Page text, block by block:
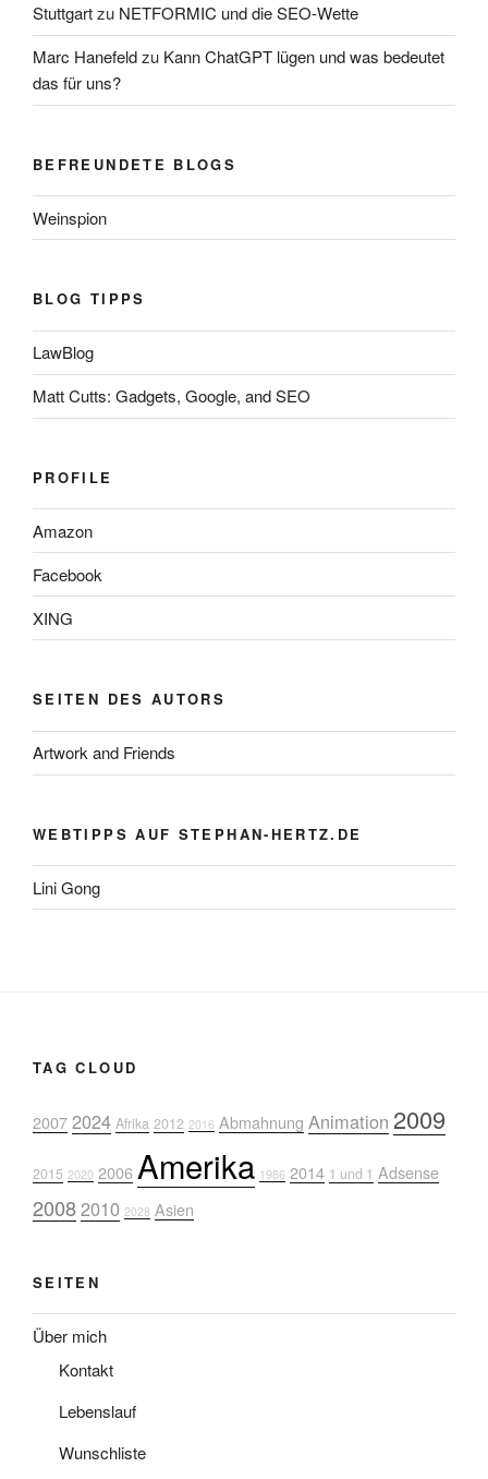
Stuttgartzu NETFORMIC und die SEO-Wette
Marc Hanefeldzu Kann ChatGPT lügen und was bedeutet
das für uns?
BEFREUNDETE BLOGS
Weinspion
BLOG TIPPS
LawBlog
Matt Cutts: Gadgets, Google, and SEO
PROFILE
Amazon
Facebook
XING
SEITEN DES AUTORS
Artwork and Friends
WEBTIPPS AUF STEPHAN-HERTZ.DE
Lini Gong
TAG CLOUD
20072024 Afrika 2012 2016 Abmahnung Animation 2009
2015 2020 2006 Amerika 1986 2014 1 und 1 Adsense
20082010 2028 Asien
SEITEN
Über mich
Kontakt
Lebenslauf
Wunschliste